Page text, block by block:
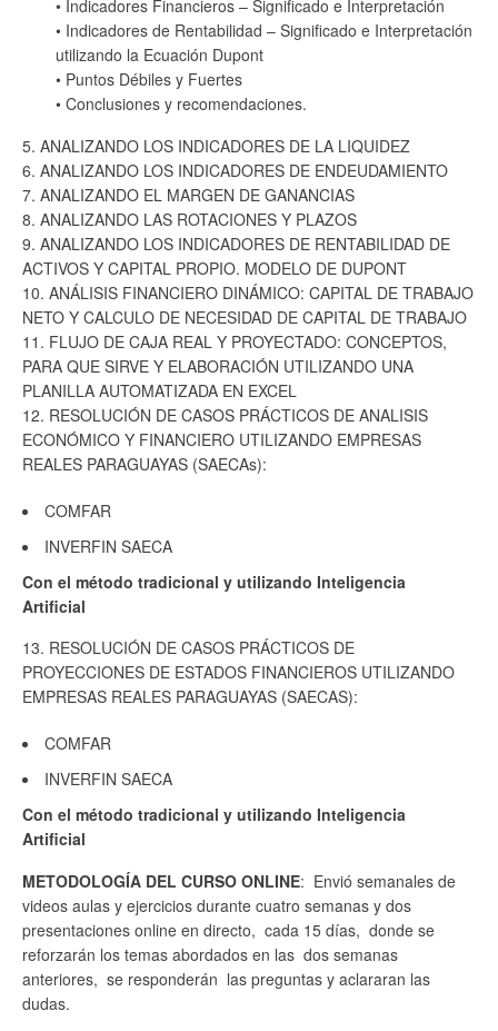
• Indicadores Financieros – Significado e Interpretación
• Indicadores de Rentabilidad – Significado e Interpretación
utilizando la Ecuación Dupont
• Puntos Débiles y Fuertes
• Conclusiones y recomendaciones.
5. ANALIZANDO LOS INDICADORES DE LA LIQUIDEZ
6. ANALIZANDO LOS INDICADORES DE ENDEUDAMIENTO
7. ANALIZANDO EL MARGEN DE GANANCIAS
8. ANALIZANDO LAS ROTACIONES Y PLAZOS
9. ANALIZANDO LOS INDICADORES DE RENTABILIDAD DE
ACTIVOS Y CAPITAL PROPIO. MODELO DE DUPONT
10. ANÁLISIS FINANCIERO DINÁMICO: CAPITAL DE TRABAJO
NETO Y CALCULO DE NECESIDAD DE CAPITAL DE TRABAJO
11. FLUJO DE CAJA REAL Y PROYECTADO: CONCEPTOS,
PARA QUE SIRVE Y ELABORACIÓN UTILIZANDO UNA
PLANILLA AUTOMATIZADA EN EXCEL
12. RESOLUCIÓN DE CASOS PRÁCTICOS DE ANALISIS
ECONÓMICO Y FINANCIERO UTILIZANDO EMPRESAS
REALES PARAGUAYAS (SAECAs):
COMFAR
INVERFIN SAECA
Con el método tradicional y utilizando Inteligencia
Artificial
13. RESOLUCIÓN DE CASOS PRÁCTICOS DE
PROYECCIONES DE ESTADOS FINANCIEROS UTILIZANDO
EMPRESAS REALES PARAGUAYAS (SAECAS):
COMFAR
INVERFIN SAECA
Con el método tradicional y utilizando Inteligencia
Artificial
METODOLOGÍA DEL CURSO ONLINE: Envió semanales de
videos aulas y ejercicios durante cuatro semanas y dos
presentaciones online en directo, cada 15 días, donde se
reforzarán los temas abordados en las dos semanas
anteriores, se responderán las preguntas y aclararan las
dudas.